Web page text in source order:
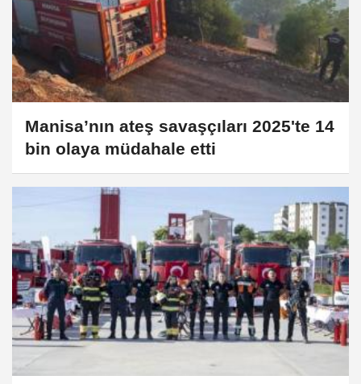
Manisa’nın ateş savaşçıları 2025'te 14
bin olaya müdahale etti